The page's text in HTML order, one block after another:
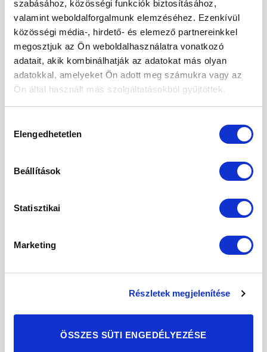
szabásához, közösségi funkciók biztosításához,
valamint weboldalforgalmunk elemzéséhez. Ezenkívül
közösségi média-, hirdető- és elemező partnereinkkel
megosztjuk az Ön weboldalhasználatra vonatkozó
adatait, akik kombinálhatják az adatokat más olyan
adatokkal, amelyeket Ön adott meg számukra vagy az
Ön által használt más szolgáltatásokból gyűjtöttek.
kiválasztása
Elengedhetetlen
Beállítások
Statisztikai
Marketing
Részletek megjelenítése
ÖSSZES SÜTI ENGEDÉLYEZÉSE
2024. szeptember
2024. május
2024. április
2024. március
2023. december
2023. február
2022. december
2022. november
2022. szeptember
2022. augusztus